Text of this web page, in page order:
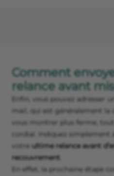
Comment
relance avant
Enfin, vous pouvez adresser
mail, qui est généralement la
vous montrer plus ferme,
cordial. Indiquez simplement
votre ultime relance avant
recouvrement
En effet, la prochaine étape